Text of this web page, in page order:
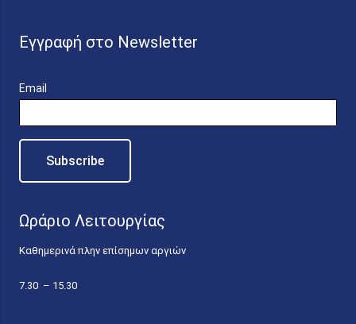
Εγγραφή στο Newsletter
Email
Ωράριο Λειτουργίας
Καθημερινά πλην επίσημων αργιών
7.30 – 15.30